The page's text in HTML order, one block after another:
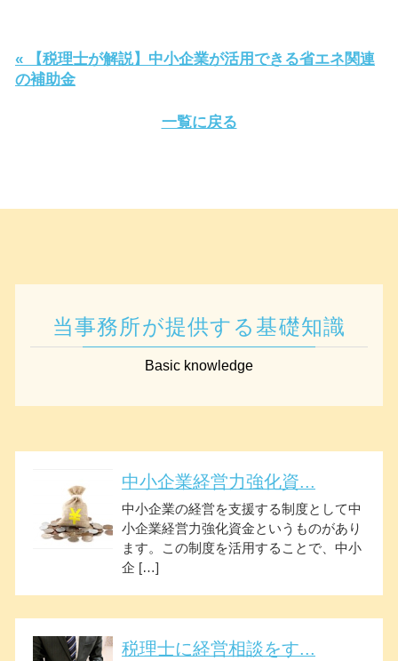
« 【税理士が解説】中小企業が活用できる省エネ関連
の補助金
一覧に戻る
当事務所が提供する基礎知識
Basic knowledge
中小企業経営力強化資...
中小企業の経営を支援する制度として中
小企業経営力強化資金というものがあり
ます。この制度を活用することで、中小
企 […]
税理士に経営相談をす...